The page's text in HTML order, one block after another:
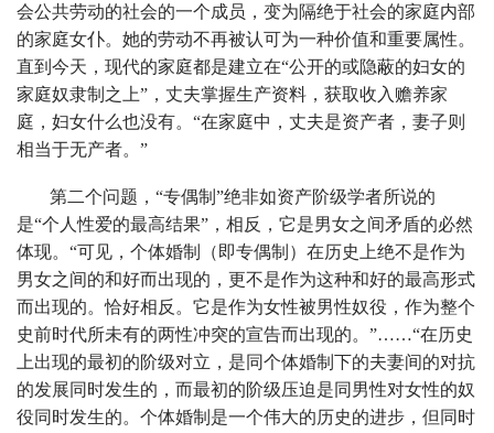
会公共劳动的社会的一个成员，变为隔绝于社会的家庭内部
的家庭女仆。她的劳动不再被认可为一种价值和重要属性。
直到今天，现代的家庭都是建立在“公开的或隐蔽的妇女的
家庭奴隶制之上”，丈夫掌握生产资料，获取收入赡养家
庭，妇女什么也没有。“在家庭中，丈夫是资产者，妻子则
相当于无产者。”
第二个问题，“专偶制”绝非如资产阶级学者所说的
是“个人性爱的最高结果”，相反，它是男女之间矛盾的必然
体现。“可见，个体婚制（即专偶制）在历史上绝不是作为
男女之间的和好而出现的，更不是作为这种和好的最高形式
而出现的。恰好相反。它是作为女性被男性奴役，作为整个
史前时代所未有的两性冲突的宣告而出现的。”……“在历史
上出现的最初的阶级对立，是同个体婚制下的夫妻间的对抗
的发展同时发生的，而最初的阶级压迫是同男性对女性的奴
役同时发生的。个体婚制是一个伟大的历史的进步，但同时